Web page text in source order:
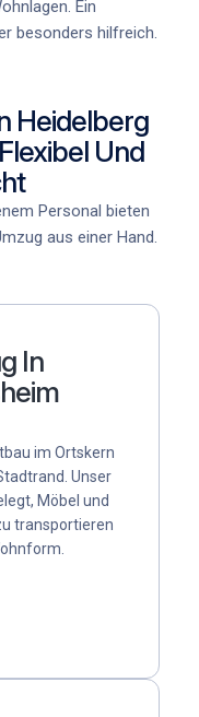
Ein
besonders hilfreich.
Heidelberg
Und
Personal bieten
aus einer Hand.
In
im Ortskern
Unser
Möbel und
transportieren